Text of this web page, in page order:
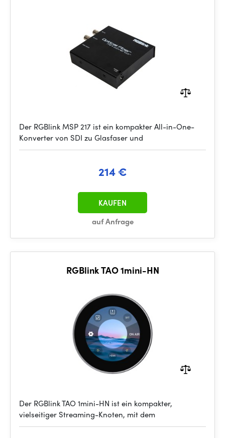
Der RGBlink MSP 217 ist ein kompakter All-in-One-
Konverter von SDI zu Glasfaser und
214 €
auf Anfrage
KAUFEN
RGBlink TAO 1mini-HN
Der RGBlink TAO 1mini-HN ist ein kompakter,
vielseitiger Streaming-Knoten, mit dem